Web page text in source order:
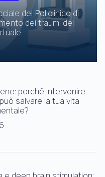
del Policlinico di
dei traumi del
perché intervenire
salvare la tua vita